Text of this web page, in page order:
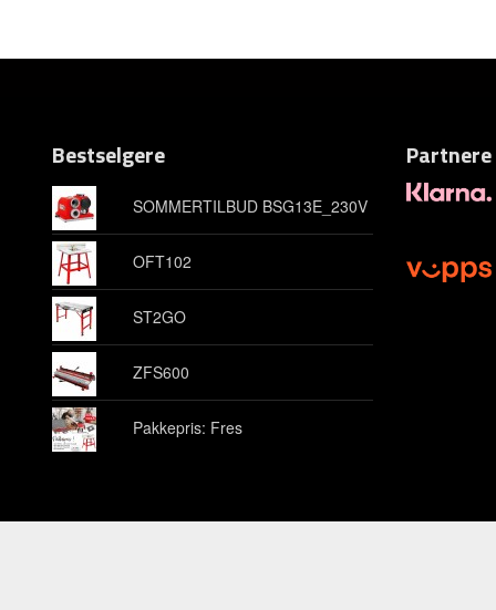
Bestselgere
SOMMERTILBUD BSG13E_230V
OFT102
ST2GO
ZFS600
Pakkepris: Fres
Partnere